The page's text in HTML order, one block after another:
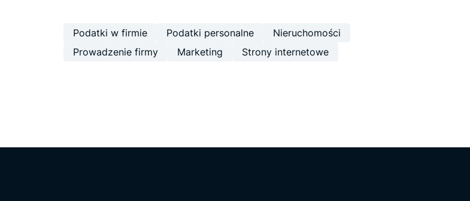
Podatki w firmie Podatki personalne
Nieruchomości
Prowadzenie firmy
Marketing Strony internetowe